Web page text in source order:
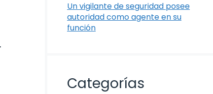
Un vigilante de seguridad posee
autoridad como agente en su
función
Categorías